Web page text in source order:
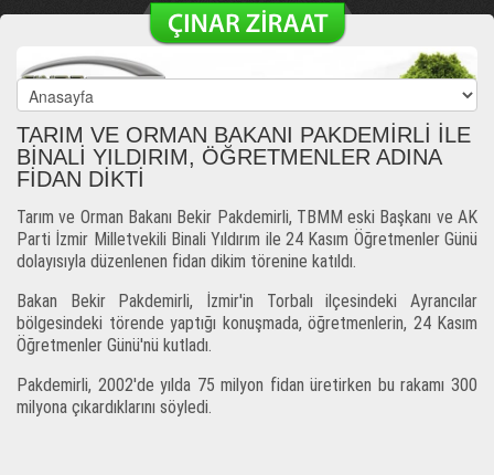
TARIM VE ORMAN BAKANI PAKDEMİRLİ İLE
BİNALİ YILDIRIM, ÖĞRETMENLER ADINA
FİDAN DİKTİ
Tarım ve Orman Bakanı Bekir Pakdemirli, TBMM eski Başkanı ve AK
Parti İzmir Milletvekili Binali Yıldırım ile 24 Kasım Öğretmenler Günü
dolayısıyla düzenlenen fidan dikim törenine katıldı.
Bakan Bekir Pakdemirli, İzmir'in Torbalı ilçesindeki Ayrancılar
bölgesindeki törende yaptığı konuşmada, öğretmenlerin, 24 Kasım
Öğretmenler Günü'nü kutladı.
Pakdemirli, 2002'de yılda 75 milyon fidan üretirken bu rakamı 300
milyona çıkardıklarını söyledi.